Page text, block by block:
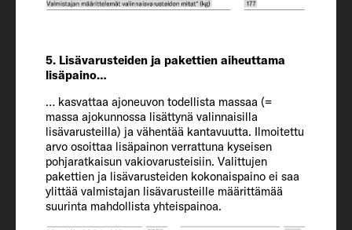
5. Lisävarusteiden ja pakettien aiheuttama
lisäpaino…
… kasvattaa ajoneuvon todellista massaa (=
massa ajokunnossa lisättynä valinnaisilla
lisävarusteilla) ja vähentää kantavuutta. Ilmoitettu
arvo osoittaa lisäpainon verrattuna kyseisen
pohjaratkaisun vakiovarusteisiin. Valittujen
pakettien ja lisävarusteiden kokonaispaino ei saa
ylittää valmistajan lisävarusteille määrittämää
suurinta mahdollista yhteispainoa.
225/75 R 16 CP
Wheel base
404
Sisätilat